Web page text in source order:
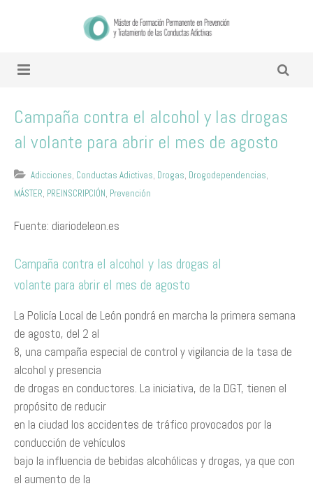
Campaña contra el alcohol y las drogas
al volante para abrir el mes de agosto
Adicciones, Conductas Adictivas, Drogas, Drogodependencias,
MÁSTER, PREINSCRIPCIÓN, Prevención
Fuente: diariodeleon.es
Campaña contra el alcohol y las drogas al
volante para abrir el mes de agosto
La Policía Local de León pondrá en marcha la primera semana
de agosto, del 2 al
8, una campaña especial de control y vigilancia de la tasa de
alcohol y presencia
de drogas en conductores. La iniciativa, de la DGT, tienen el
propósito de reducir
en la ciudad los accidentes de tráfico provocados por la
conducción de vehículos
bajo la influencia de bebidas alcohólicas y drogas, ya que con
el aumento de la